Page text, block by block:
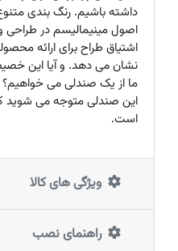
داشته باشیم. رنگ بندی
اصول مینیمالیسم در
اشتیاق طراح برای ارائه
نشان می دهد. و آیا این
ما از یک صندلی می خواهیم؟
این صندلی متوجه می
است.
ویژگی های کالا
راهنمای نصب